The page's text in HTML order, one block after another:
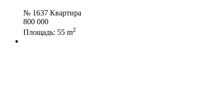
№ 1637 Квартира
800 000
Площадь: 55 m2